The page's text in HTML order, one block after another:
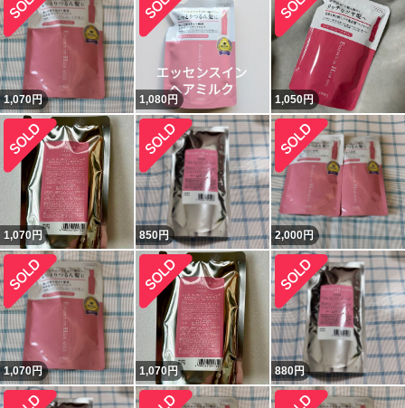
1,070円 1,080円 1,050円
1,070円 850円 2,000円
1,070円 1,070円 880円